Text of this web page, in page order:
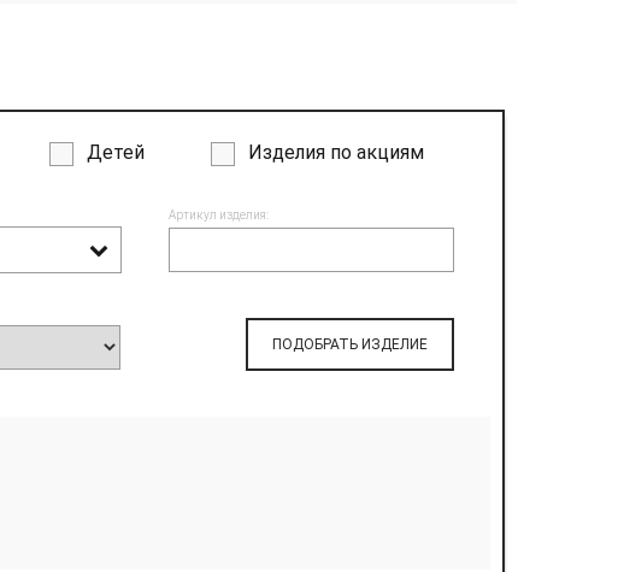
Детей Изделия по акциям
Артикул изделия:
ПОДОБРАТЬ ИЗДЕЛИЕ